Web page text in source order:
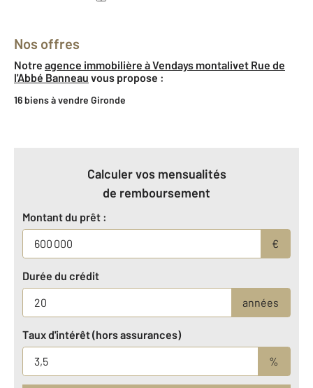
Nos offres
Notre agence immobilière à Vendays montalivet Rue de
l'Abbé Banneau vous propose :
16 biens à vendre Gironde
Calculer vos mensualités
de remboursement
Montant du prêt :
€
Durée du crédit
années
Taux d'intérêt (hors assurances)
%